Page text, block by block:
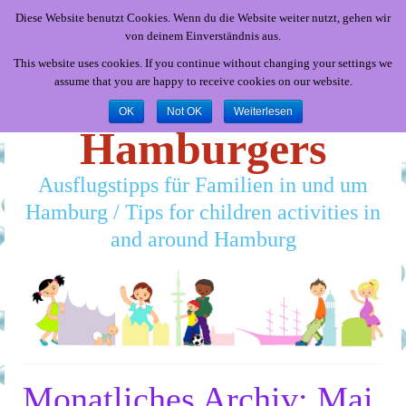
Little
Hamburgers
Ausflugstipps für Familien in und um
Hamburg / Tips for children activities in
and around Hamburg
Diese Website benutzt Cookies. Wenn du die Website weiter nutzt, gehen wir
von deinem Einverständnis aus.
This website uses cookies. If you continue without changing your settings we
assume that you are happy to receive cookies on our website.
OK Not OK Weiterlesen